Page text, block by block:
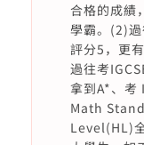
合格的成績
學霸。(2)
評分5，更
過往考
拿到A*、考
Math
Level(HL)